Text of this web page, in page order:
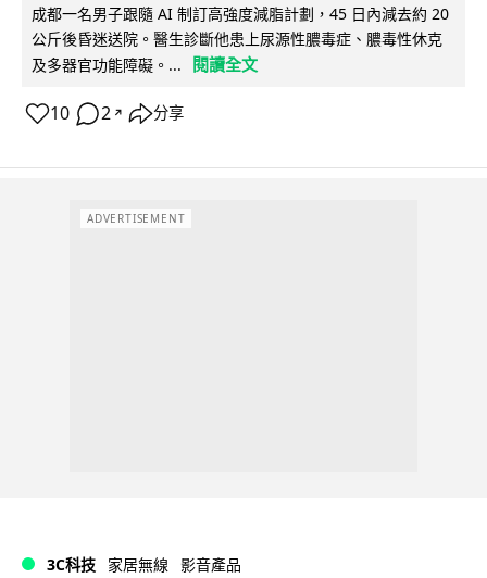
成都一名男子跟隨 AI 制訂高強度減脂計劃，45 日內減去約 20
公斤後昏迷送院。醫生診斷他患上尿源性膿毒症、膿毒性休克
及多器官功能障礙。...
閱讀全文
10 2 ↗ 分享
ADVERTISEMENT
3C科技 家居無線 影音產品